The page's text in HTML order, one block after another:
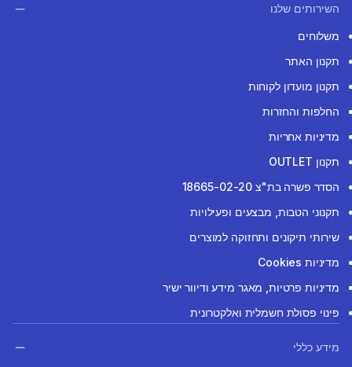
השירותים שלנו
משלוחים
תקנון האתר
תקנון מועדון לקוחות
החלפות והחזרות
מדיניות אחריות
תקנון OUTLET
הסדר פשרה בת"צ 18665-02-20
תקנוני הטבות, מבצעים ופעילויות
שירותי תיקונים ותחזוקה למוצרים
מדיניות Cookies
מדיניות פרטיות, מאגר מידע ודיוור ישיר
פינוי פסולת חשמלית ואלקטרונית
מידע כללי